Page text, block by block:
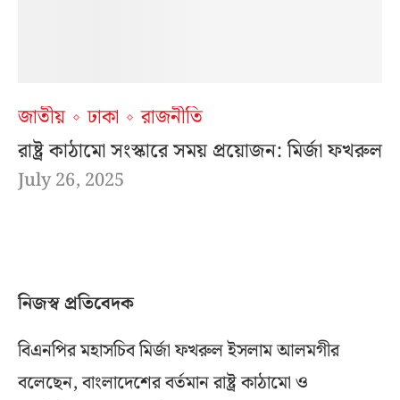
জাতীয় ঢাকা
রাজনীতি
রাষ্ট্র কাঠামো সংস্কারে সময় প্রয়োজন: মির্জা ফখরুল
July 26, 2025
নিজস্ব প্রতিবেদক
বিএনপির মহাসচিব মির্জা ফখরুল ইসলাম আলমগীর
বলেছেন, বাংলাদেশের বর্তমান রাষ্ট্র কাঠামো ও